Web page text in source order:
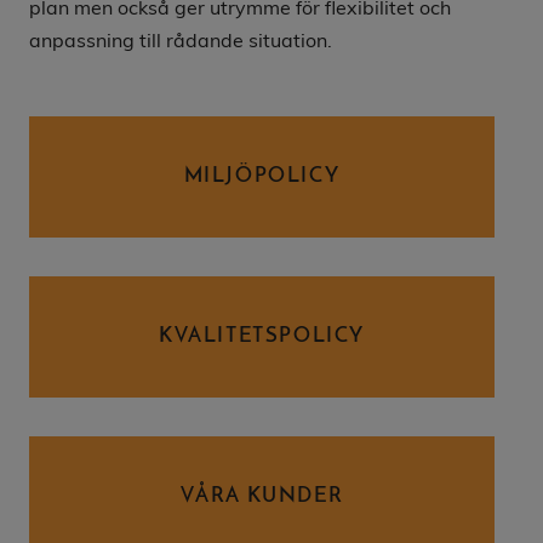
plan men också ger utrymme för flexibilitet och
anpassning till rådande situation.
MILJÖPOLICY
KVALITETSPOLICY
VÅRA KUNDER